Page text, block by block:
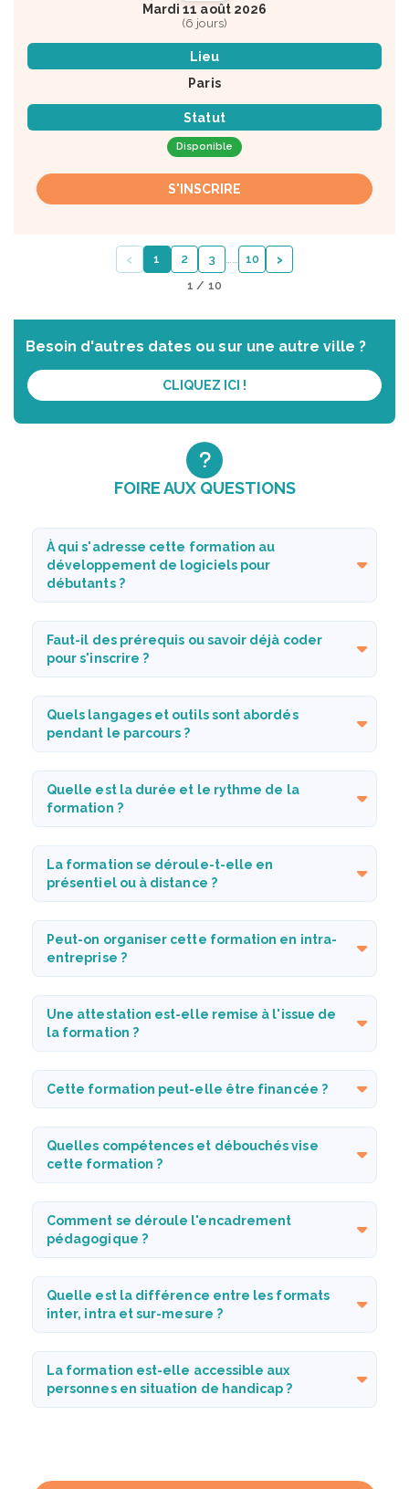
Mardi 11 août 2026
(6 jours)
Lieu
Paris
Statut
Disponible
S'INSCRIRE
‹ 1 2 3 …… 10 ›
1 / 10
Besoin d'autres dates ou sur une autre ville ?
CLIQUEZ ICI !
FOIRE AUX QUESTIONS
À qui s'adresse cette formation au
développement de logiciels pour
débutants ?
Faut-il des prérequis ou savoir déjà coder
pour s'inscrire ?
Quels langages et outils sont abordés
pendant le parcours ?
Quelle est la durée et le rythme de la
formation ?
La formation se déroule-t-elle en
présentiel ou à distance ?
Peut-on organiser cette formation en intra-
entreprise ?
Une attestation est-elle remise à l'issue de
la formation ?
Cette formation peut-elle être financée ?
Quelles compétences et débouchés vise
cette formation ?
Comment se déroule l'encadrement
pédagogique ?
Quelle est la différence entre les formats
inter, intra et sur-mesure ?
La formation est-elle accessible aux
personnes en situation de handicap ?